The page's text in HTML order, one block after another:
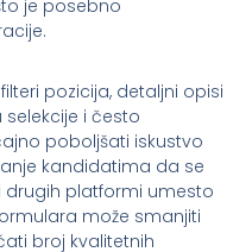
je posebno
pozicija, detaljni opisi
i često
poboljšati iskustvo
kandidatima da se
drugih platformi umesto
može smanjiti
broj kvalitetnih